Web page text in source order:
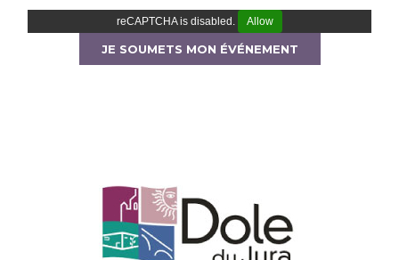
reCAPTCHA is disabled. Allow